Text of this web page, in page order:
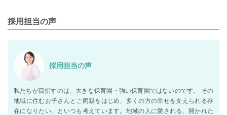
採用担当の声
採用担当の声
私たちが目指すのは、大きな保育園・強い保育園ではないのです。 その
地域に住むお子さんとご両親をはじめ、多くの方の幸せを支えられる存
在になりたい、といつも考えています。地域の人に愛される、開かれた